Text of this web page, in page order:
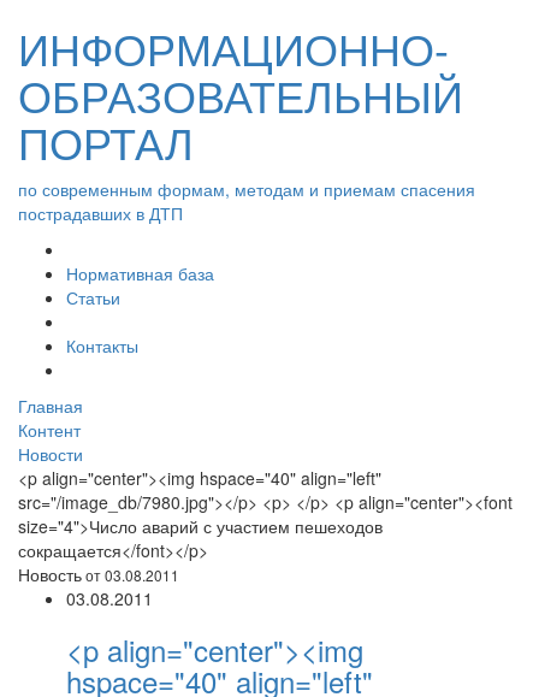
ИНФОРМАЦИОННО-
ОБРАЗОВАТЕЛЬНЫЙ
ПОРТАЛ
по современным формам, методам и приемам спасения
пострадавших в ДТП
Нормативная база
Статьи
Контакты
Главная
Контент
Новости
<p align="center"><img hspace="40" align="left"
src="/image_db/7980.jpg"></p> <p> </p> <p align="center"><font
size="4">Число аварий с участием пешеходов
сокращается</font></p>
Новостьот 03.08.2011
03.08.2011
<p align="center"><img
hspace="40" align="left"